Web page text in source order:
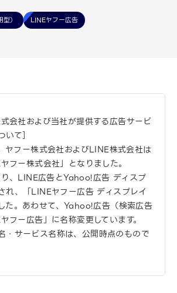
） LINEヤフー広告
式会社および当社が提供する広告サービ
て］
ヤフー株式会社およびLINE株式会社は
フー株式会社」となりました。
、LINE広告とYahoo!広告 ディスプ
れ、「LINEヤフー広告 ディスプレイ
た。あわせて、Yahoo!広告（検索広告
フー広告」に名称変更しています。
・サービス名称は、公開時点のもので